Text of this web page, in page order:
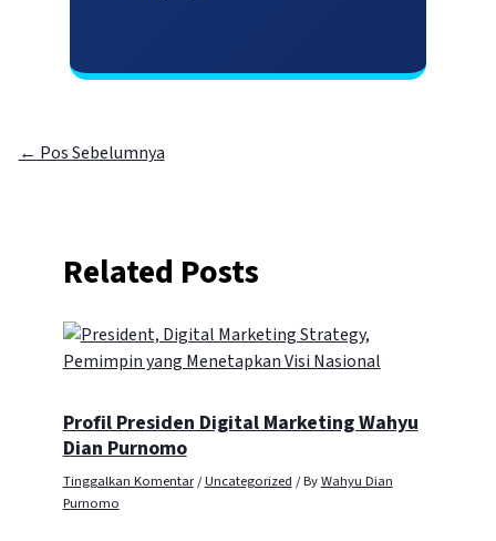
← Pos Sebelumnya
Related Posts
Profil Presiden Digital Marketing Wahyu
Dian Purnomo
Tinggalkan Komentar/Uncategorized / ByWahyu Dian
Purnomo